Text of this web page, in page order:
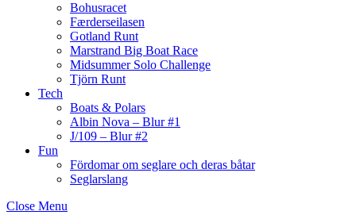
Bohusracet
Færderseilasen
Gotland Runt
Marstrand Big Boat Race
Midsummer Solo Challenge
Tjörn Runt
Tech
Boats & Polars
Albin Nova – Blur #1
J/109 – Blur #2
Fun
Fördomar om seglare och deras båtar
Seglarslang
Close Menu